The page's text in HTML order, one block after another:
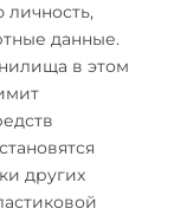
личность,
данные.
в этом
других